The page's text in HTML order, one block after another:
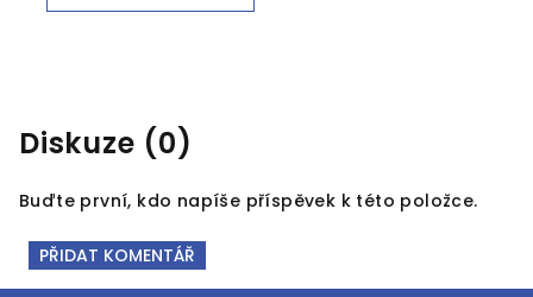
Diskuze (0)
Buďte první, kdo napíše příspěvek k této položce.
PŘIDAT KOMENTÁŘ